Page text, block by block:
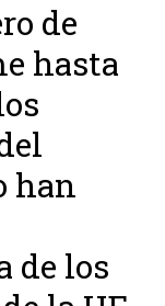
de
hasta
han
de los